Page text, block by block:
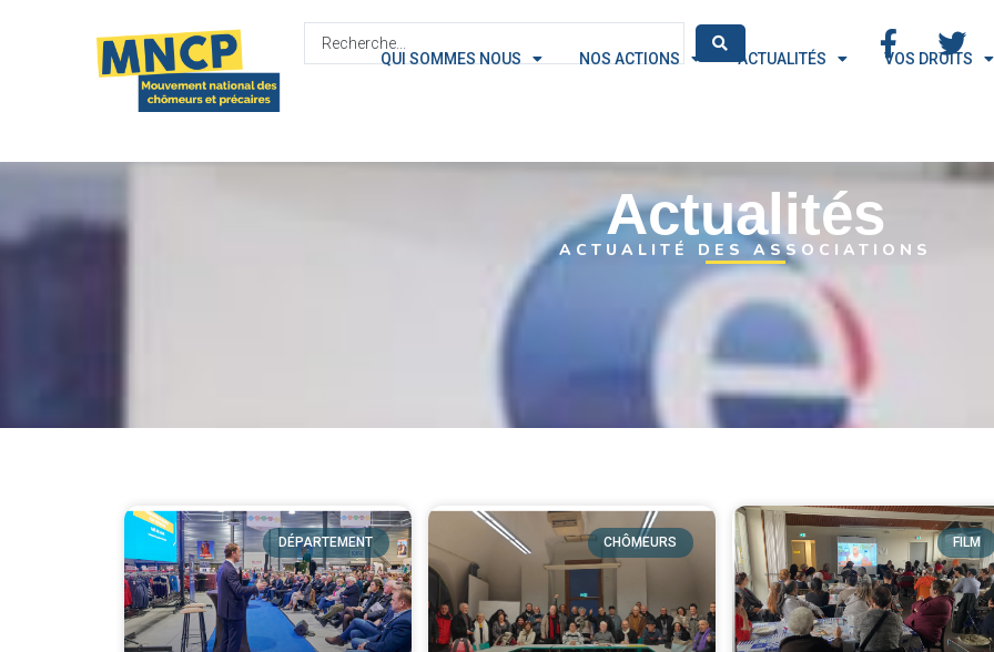
QUI SOMMES NOUS
NOS ACTIONS ACTUALITÉS VOS DROITS
Actualités
ACTUALITÉ DES ASSOCIATIONS
DÉPARTEMENT CHÔMEURS FILM